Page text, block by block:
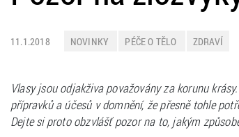
11.1.2018 NOVINKY PÉČE O TĚLO ZDRAVÍ
Vlasy jsou odjakživa považovány za korunu
přípravků a účesů v domnění, že přesně tohle
Dejte si proto obzvlášť pozor na to, jakým